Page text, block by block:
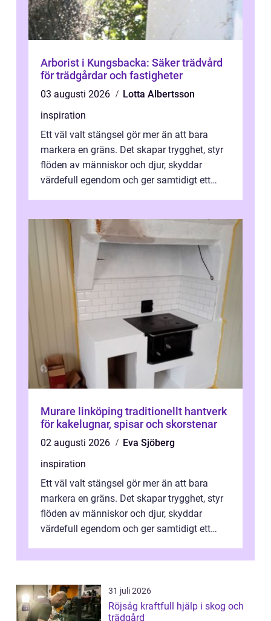
Arborist i Kungsbacka: Säker trädvård
för trädgårdar och fastigheter
03 augusti 2026
Lotta Albertsson
inspiration
Ett väl valt stängsel gör mer än att bara
markera en gräns. Det skapar trygghet, styr
flöden av människor och djur, skyddar
värdefull egendom och ger samtidigt ett
Murare linköping traditionellt hantverk
för kakelugnar, spisar och skorstenar
02 augusti 2026
Eva Sjöberg
inspiration
Ett väl valt stängsel gör mer än att bara
markera en gräns. Det skapar trygghet, styr
flöden av människor och djur, skyddar
värdefull egendom och ger samtidigt ett
31 juli 2026
Röjsåg kraftfull hjälp i skog och
trädgård